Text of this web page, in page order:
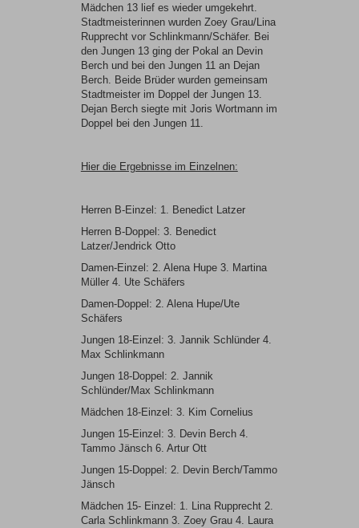
Mädchen 13 lief es wieder umgekehrt.
Stadtmeisterinnen wurden Zoey Grau/Lina
Rupprecht vor Schlinkmann/Schäfer. Bei
den Jungen 13 ging der Pokal an Devin
Berch und bei den Jungen 11 an Dejan
Berch. Beide Brüder wurden gemeinsam
Stadtmeister im Doppel der Jungen 13.
Dejan Berch siegte mit Joris Wortmann im
Doppel bei den Jungen 11.
Hier die Ergebnisse im Einzelnen:
Herren B-Einzel: 1. Benedict Latzer
Herren B-Doppel: 3. Benedict
Latzer/Jendrick Otto
Damen-Einzel: 2. Alena Hupe 3. Martina
Müller 4. Ute Schäfers
Damen-Doppel: 2. Alena Hupe/Ute
Schäfers
Jungen 18-Einzel: 3. Jannik Schlünder 4.
Max Schlinkmann
Jungen 18-Doppel: 2. Jannik
Schlünder/Max Schlinkmann
Mädchen 18-Einzel: 3. Kim Cornelius
Jungen 15-Einzel: 3. Devin Berch 4.
Tammo Jänsch 6. Artur Ott
Jungen 15-Doppel: 2. Devin Berch/Tammo
Jänsch
Mädchen 15- Einzel: 1. Lina Rupprecht 2.
Carla Schlinkmann 3. Zoey Grau 4. Laura